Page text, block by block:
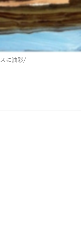
に油彩/